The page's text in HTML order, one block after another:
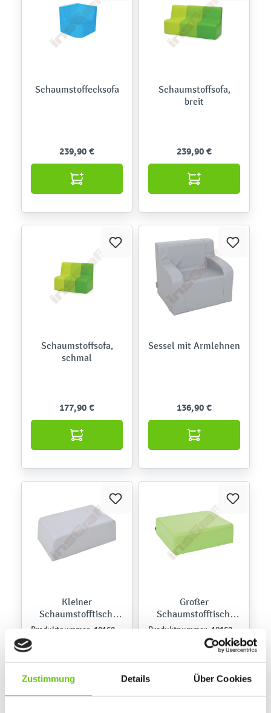
Zustimmung Details Über Cookies
Schaumstoffecksofa
239,90 €
Schaumstoffsofa,
breit
239,90 €
Schaumstoffsofa,
schmal
177,90 €
Sessel mit Armlehnen
136,90 €
Kleiner
Schaumstofftisch,
grau
Produktnummer:
89,90 €
Großer
Schaumstofftisch,
grün
Produktnummer:
125,90 €